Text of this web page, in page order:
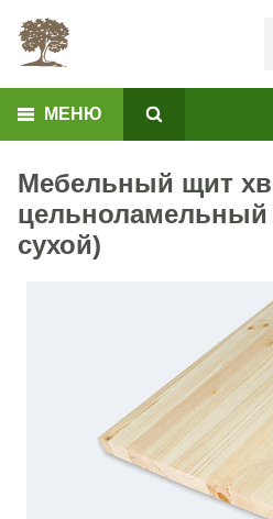
МЕНЮ
Мебельный щит
цельноламельный
сухой)